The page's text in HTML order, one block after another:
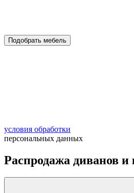
Подобрать мебель
условия обработки
персональных данных
Распродажа диванов и